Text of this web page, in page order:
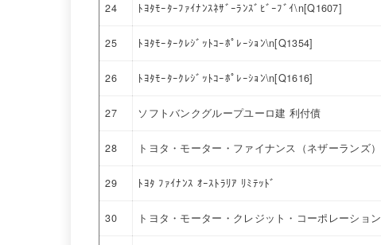
24 ﾄﾖﾀﾓｰﾀｰﾌｧｲﾅﾝｽﾈｻﾞｰﾗﾝｽﾞﾋﾞｰﾌﾞｲ\n[Q1607]
25 ﾄﾖﾀﾓｰﾀｰｸﾚｼﾞｯﾄｺｰﾎﾟﾚｰｼｮﾝ\n[Q1354]
26 ﾄﾖﾀﾓｰﾀｰｸﾚｼﾞｯﾄｺｰﾎﾟﾚｰｼｮﾝ\n[Q1616]
27 ソフトバンクグループユーロ建 利付債
28 トヨタ・モーター・ファイナンス（ネザーランズ）
29 ﾄﾖﾀ ﾌｧｲﾅﾝｽ ｵｰｽﾄﾗﾘｱ ﾘﾐﾃｯﾄﾞ
30 トヨタ・モーター・クレジット・コーポレーション